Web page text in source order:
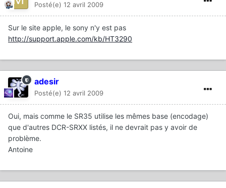
Posté(e) 12 avril 2009
Sur le site apple, le sony n'y est pas
http://support.apple.com/kb/HT3290
adesir
Posté(e) 12 avril 2009
Oui, mais comme le SR35 utilise les mêmes base (encodage)
que d'autres DCR-SRXX listés, il ne devrait pas y avoir de
problème.
Antoine